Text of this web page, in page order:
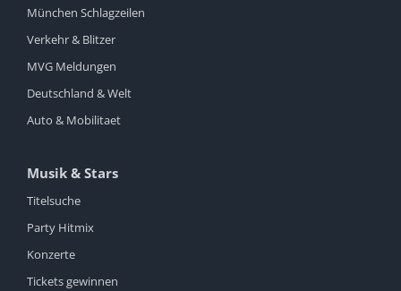
München Schlagzeilen
Verkehr & Blitzer
MVG Meldungen
Deutschland & Welt
Auto & Mobilitaet
Musik & Stars
Titelsuche
Party Hitmix
Konzerte
Tickets gewinnen